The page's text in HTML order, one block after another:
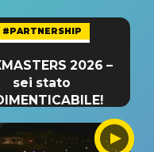
#PARTNERSHIP
2026 –
sei stato